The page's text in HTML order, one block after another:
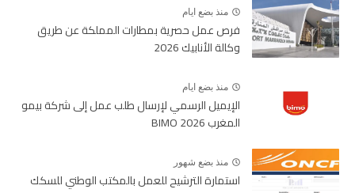
منذ بضع ايام
فرص عمل حصرية بمطارات المملكة عن طريق
وكالة الأنابيك 2026
منذ بضع ايام
الإيميل الرسمي لإرسال طلب عمل إلى شركة بيمو
المغرب BIMO 2026
منذ بضع شهور
استمارة الترشيح للعمل بالمكتب الوطني للسكك